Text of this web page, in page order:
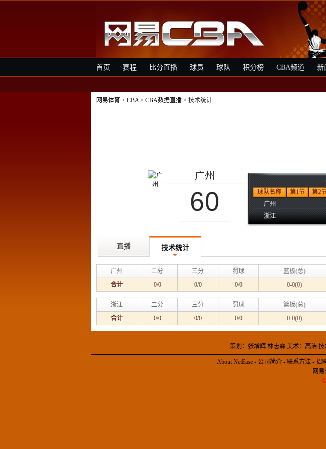
首页 赛程 比分直播 球员 球队 积分榜 CBA频道 新
网易体育 > CBA> CBA数据直播 > 技术统计
广州
60
球队名称
第1节 第2
广州
浙江
直播 技术统计
广州 二分 三分 罚球 篮板(总)
合计
0/0 0/0 0/0 0-0(0)
浙江 二分 三分 罚球 篮板(总)
合计
0/0 0/0 0/0 0-0(0)
策划：张增辉 林志霖 美术：高洁
About NetEase - 公司简介 - 联系方法 - 招
网